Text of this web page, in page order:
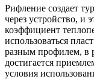
Рифление создает
через устройство, и
коэффициент
использоваться
разным профилем, в
достигается
условия